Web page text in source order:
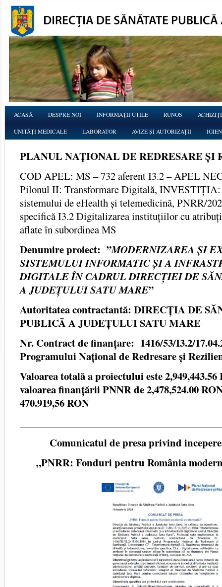
ACASĂ DESPRE NOI INFORMAŢII UTILE RUNOS
UNITĂŢI MEDICALE LABORATOR AVIZE ȘI AUTORIZAȚII
PLANUL NAȚIONAL DE REDRESARE ȘI
COD APEL: MS – 732 aferent I3.2 – APEL
Pilonul II: Transformare Digitală, INVESTIȚIA:
sistemului de eHealth și telemedicină, PNRR/
specifică I3.2 Digitalizarea instituțiilor cu
aflate în subordinea MS
Denumire proiect: ”MODERNIZAREA ȘI
SISTEMULUI INFORMATIC ȘI A
DIGITALE ÎN CADRUL DIRECȚIEI DE
A JUDEȚULUI SATU MARE”
Autoritatea contractantă: DIRECȚIA DE
PUBLICĂ A JUDEȚULUI SATU MARE
Nr. Contract de finanțare: 1416/53/I3.2/
Programului Național de Redresare și
Valoarea totală a proiectului este
valoarea finanțării PNNR de 2,478,524.00
470.919,56 RON
Comunicatul de presa privind
„PNRR: Fonduri pentru România